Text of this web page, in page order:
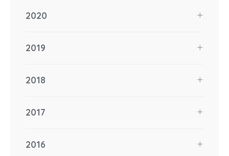
2020
2019
2018
2017
2016